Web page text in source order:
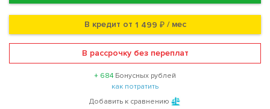
В кредит от 1 499 ₽/ мес
В рассрочку без переплат
+ 684 Бонусных рублей
как потратить
Добавить к сравнению